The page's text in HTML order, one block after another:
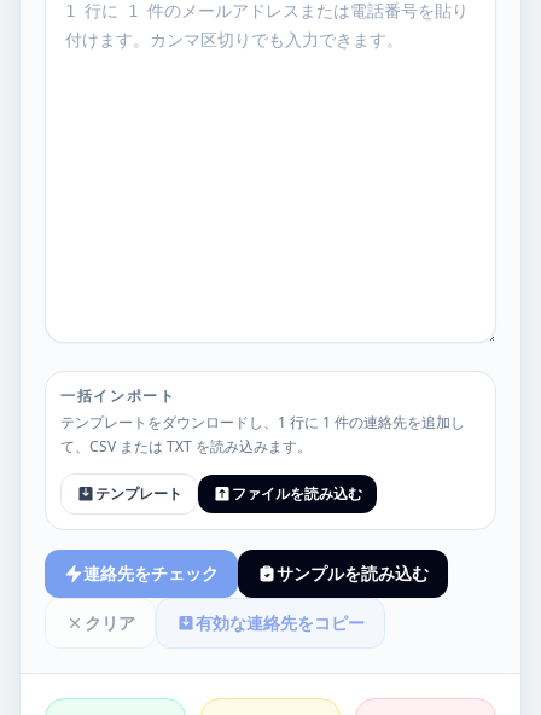
一括インポート
テンプレートをダウンロードし、1 行に 1 件の連絡先を追加し
て、CSV または TXT を読み込みます。
テンプレート ファイルを読み込む
連絡先をチェック サンプルを読み込む
クリア 有効な連絡先をコピー